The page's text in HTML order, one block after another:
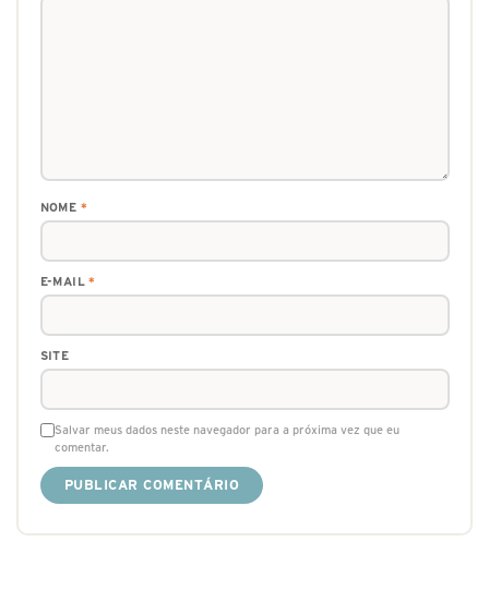
NOME *
E-MAIL*
SITE
Salvar meus dados neste navegador para a próxima vez que eu
comentar.